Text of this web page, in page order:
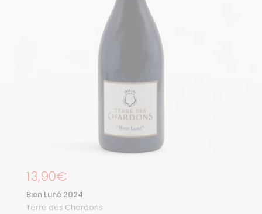
Prix régulier
13,90€
Bien Luné 2024
Terre des Chardons